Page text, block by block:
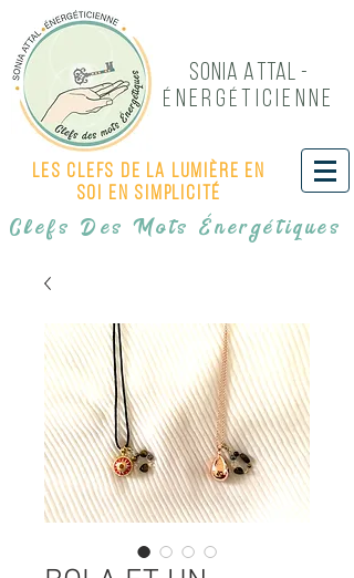
Sonia Attal -
É NERG É TICIENNE
Les Clefs de LA LUMIÈRE EN
SOI EN SIMPLICITÉ
Clefs Des Mots Énergétiques